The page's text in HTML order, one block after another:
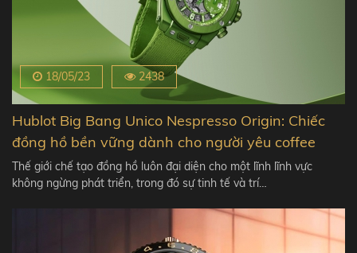
18/05/23 2438
Hublot Big Bang Unico Nespresso Origin: Chiếc
đồng hồ bền vững dành cho người yêu coffee
Thế giới chế tạo đồng hồ luôn đại diện cho một lĩnh lĩnh vực
không ngừng phát triển, trong đó sự tinh tế và trí…